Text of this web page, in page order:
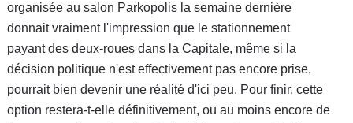
organisée au salon Parkopolis la semaine dernière
donnait vraiment l'impression que le stationnement
payant des deux-roues dans la Capitale, même si la
décision politique n'est effectivement pas encore prise,
pourrait bien devenir une réalité d'ici peu. Pour finir, cette
option restera-t-elle définitivement, ou au moins encore de